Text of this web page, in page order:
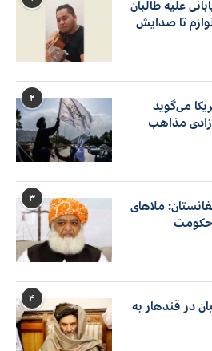
علیه طالبان
تا صدایش
۲
می‌گوید
مذاهب
۳
ملاهای
حکومت
۴
در قندهار به